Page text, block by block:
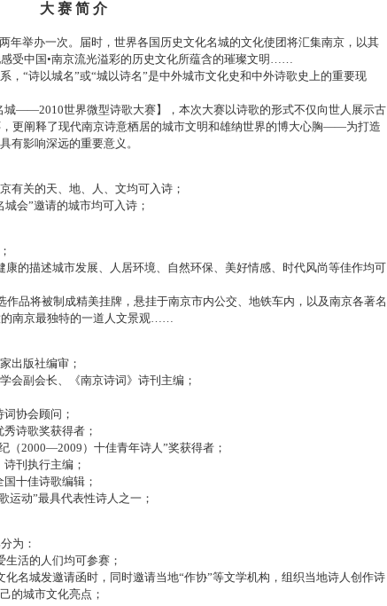
大 赛 简 介
年举办一次。届时，世界各国历史文化名城的文化使团将汇集南京，以其
受中国•南京流光溢彩的历史文化所蕴含的璀璨文明……
“诗以城名”或“城以诗名”是中外城市文化史和中外诗歌史上的重要现
城——2010世界微型诗歌大赛】，本次大赛以诗歌的形式不仅向世人展示古
更阐释了现代南京诗意栖居的城市文明和雄纳世界的博大心胸——为打造
有影响深远的重要意义。
有关的天、地、人、文均可入诗；
会”邀请的城市均可入诗；
的描述城市发展、人居环境、自然环保、美好情感、时代风尚等佳作均可
品将被制成精美挂牌，悬挂于南京市内公交、地铁车内，以及南京各著名
的南京最独特的一道人文景观……
出版社编审；
会副会长、《南京诗词》诗刊主编；
协会顾问；
诗歌奖获得者；
（2000—2009）十佳青年诗人”奖获得者；
刊执行主编；
十佳诗歌编辑；
运动”最具代表性诗人之一；
为：
活的人们均可参赛；
名城发邀请函时，同时邀请当地“作协”等文学机构，组织当地诗人创作诗
的城市文化亮点；